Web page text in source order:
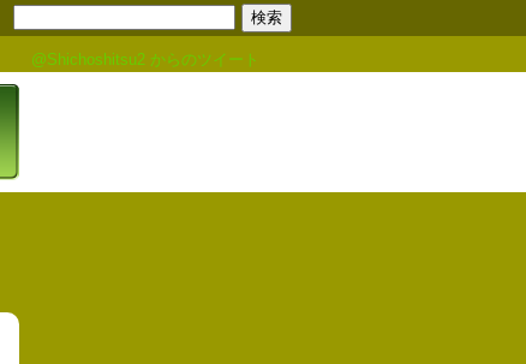
@Shichoshitsu2 からのツイート